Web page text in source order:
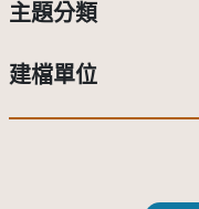
主題分類
建檔單位